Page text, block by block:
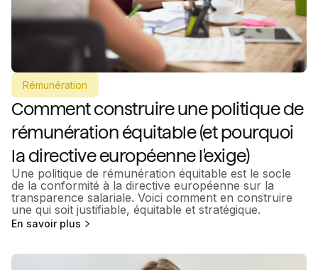
Rémunération
Comment construire une politique de
rémunération équitable (et pourquoi
la directive européenne l'exige)
Une politique de rémunération équitable est le socle
de la conformité à la directive européenne sur la
transparence salariale. Voici comment en construire
une qui soit justifiable, équitable et stratégique.
En savoir plus